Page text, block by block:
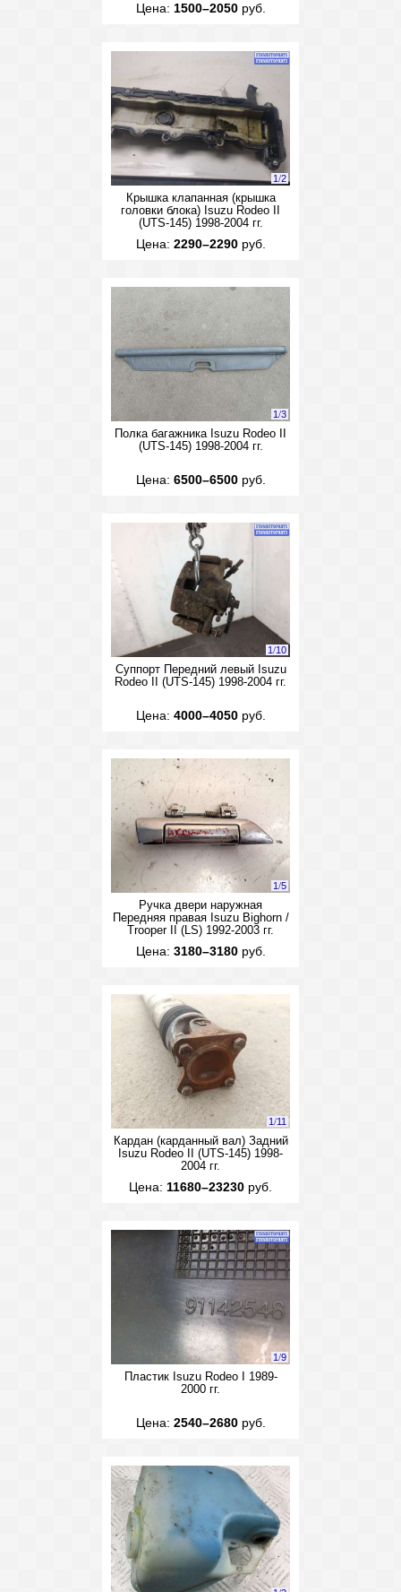
Цена: 1500–2050руб.
1/2
Крышка клапанная (крышка
головки блока) Isuzu Rodeo II
(UTS-145) 1998-2004 гг.
Цена: 2290–2290руб.
1/3
Полка багажника Isuzu Rodeo II
(UTS-145) 1998-2004 гг.
Цена: 6500–6500руб.
1/10
Суппорт Передний левый Isuzu
Rodeo II (UTS-145) 1998-2004 гг.
Цена: 4000–4050руб.
1/5
Ручка двери наружная
Передняя правая Isuzu Bighorn /
Trooper II (LS) 1992-2003 гг.
Цена: 3180–3180руб.
1/11
Кардан (карданный вал) Задний
Isuzu Rodeo II (UTS-145) 1998-
2004 гг.
Цена: 11680–23230 руб.
1/9
Пластик Isuzu Rodeo I 1989-
2000 гг.
Цена: 2540–2680руб.